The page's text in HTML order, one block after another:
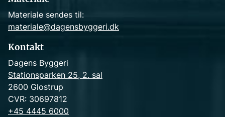
Materiale sendes til:
materiale@dagensbyggeri.dk
Kontakt
Dagens Byggeri
Stationsparken 25, 2. sal
2600 Glostrup
CVR: 30697812
+45 4445 6000